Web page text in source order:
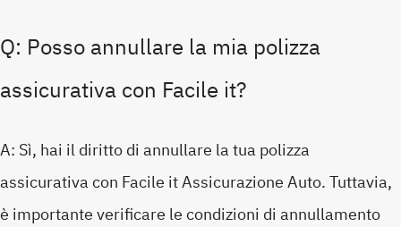
Q: Posso annullare la mia polizza
assicurativa con Facile it?
A: Sì, hai il diritto di annullare la tua polizza
assicurativa con Facile it Assicurazione Auto. Tuttavia,
è importante verificare le condizioni di annullamento